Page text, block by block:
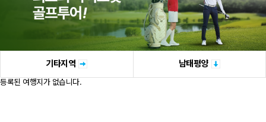
기타지역 남태평양
등록된 여행지가 없습니다.